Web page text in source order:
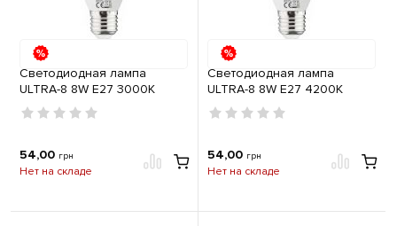
Светодиодная лампа
ULTRA-8 8W E27 3000К
54,00 грн
Нет на складе
Светодиодная лампа
ULTRA-8 8W E27 4200К
54,00 грн
Нет на складе